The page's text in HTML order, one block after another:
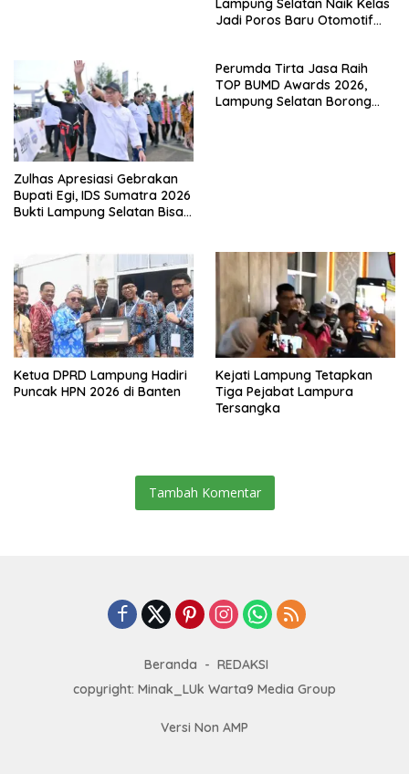
Lampung Selatan Naik Kelas
Jadi Poros Baru Otomotif
Zulhas Apresiasi Gebrakan
Bupati Egi, IDS Sumatra 2026
Bukti Lampung Selatan Bisa
Perumda Tirta Jasa Raih
TOP BUMD Awards 2026,
Lampung Selatan Borong
Ketua DPRD Lampung Hadiri
Puncak HPN 2026 di Banten
Kejati Lampung Tetapkan
Tiga Pejabat Lampura
Tersangka
Tambah Komentar
Beranda
REDAKSI
copyright: Minak_LUk Warta9 Media Group
Versi Non AMP